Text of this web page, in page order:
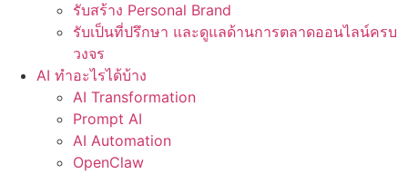
รับสร้าง Personal Brand
รับเป็นที่ปรึกษา และดูแลด้านการตลาดออนไลน์ครบ
วงจร
AI ทำอะไรได้บ้าง
AI Transformation
Prompt AI
AI Automation
OpenClaw